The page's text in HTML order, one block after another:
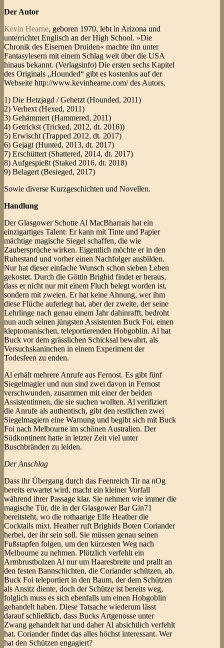
Der Autor
Kevin Hearne, geboren 1970, lebt in Arizona und
unterrichtet Englisch an der High School. »Die
Chronik des Eisernen Druiden« machte ihn unter
Fantasylesern mit einem Schlag weit über die USA
hinaus bekannt. (Verlagsinfo) Die ersten sechs Kapitel
des Originals „Hounded“ gibt es kostenlos auf der
Webseite http://www.kevinhearne.com/ des Autors.
1) Die Hetzjagd / Gehetzt (Hounded, 2011)
2) Verhext (Hexed, 2011)
3) Gehämmert (Hammered, 2011)
4) Getrickst (Tricked, 2012, dt. 2016))
5) Erwischt (Trapped 2012, dt. 2017)
6) Gejagt (Hunted, 2013, dt. 2017)
7) Erschüttert (Shattered, 2014, dt. 2017)
8) Aufgespießt (Staked 2016, dt. 2018)
9) Belagert (Besieged, 2017)
Sowie diverse Kurzgeschichten und Novellen.
Handlung
Der Glasgower Schotte Al MacBharrais hat ein
einzigartiges Talent: Er kann mit Tinte und Papier
mächtige magische Siegel schaffen, die wie
Zaubersprüche wirken. Eigentlich möchte er in den
Ruhestand und vorher einen Nachfolger ausbilden.
Nur hat dieser einfache Wunsch schon sieben Leben
gekostet. Durch die Göttin Brighid findet er heraus,
dass er nicht nur mit einem Fluch belegt worden ist,
sondern mit zweien. Er hat keine Ahnung, wer ihm
diese Flüche auferlegt hat, aber der zweite, der seine
Lehrlinge nach genau einem Jahr dahinrafft, bedroht
nun auch seinen jüngsten Assistenten Buck Foi, einen
kleptomanischen, teleportierenden Hobgoblin. Al hat
Buck vor dem grässlichen Schicksal bewahrt, als
Versuchskaninchen in einem Experiment der
Todesfeen zu enden.
Al erhält mehrere Anrufe aus Fernost. Es gibt fünf
Siegelmagier und nun sind zwei davon in Fernost
verschwunden, zusammen mit einer der beiden
Assistentinnen, die sie suchen wollten. Al verifiziert
die Anrufe als authentisch, gibt den restlichen zwei
Siegelmagiern eine Warnung und begibt sich mit Buck
Foi nach Melbourne im schönen Australien. Der
Südkontinent hatte in letzter Zeit viel unter
Buschbränden zu leiden.
Der Anschlag
Dass ihr Übergang durch das Feenreich Tir na nOg
bereits erwartet wird, macht ein kleiner Vorfall
während ihrer Passage klar. Sie nehmen wie immer die
magische Tür, die in der Glasgower Bar Gin71
bereitsteht, wo die rothaarige Elfe Heather die
Cocktails mixt. Heather ruft Brighids Boten Coriander
herbei, der ihr sein soll. Sie müssen genau seinen
Fußstapfen folgen, um den kürzesten Weg nach
Melbourne zu nehmen. Plötzlich verfehlt ein
Armbrustbolzen Al nur um Haaresbreite und prallt an
den festen Bannschichten, die Coriander schützen, ab.
Buck Foi teleportiert in den Baum, der dem Schützen
als Ansitz diente, doch der Schütze ist bereits weg,
folglich muss es sich ebenfalls um einen Hobgoblin
gehandelt haben. Diese Tatsache wiederum lässt
darauf schließlich, dass Bucks Artgenosse unter
Zwang gehandelt hat und daher Al absichtlich verfehlt
hat. Coriander findet das alles höchst interessant. Wer
hat den Schützen engagiert?